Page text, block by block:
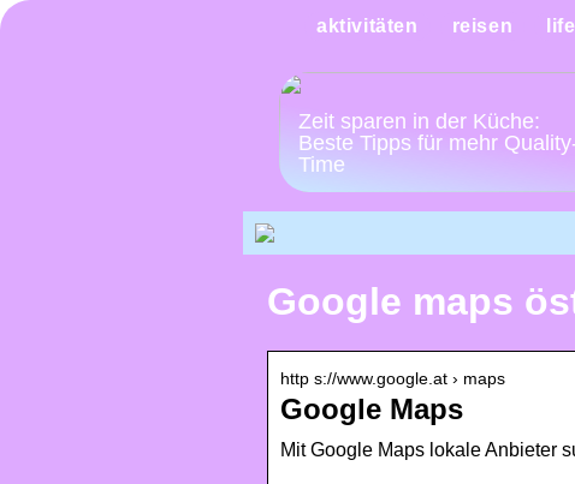
aktivitäten reisen
Zeit sparen in der Küche:
Beste Tipps für mehr
Time
Google maps
http s://www.google.at › maps
Google Maps
Mit Google Maps lokale Anbieter